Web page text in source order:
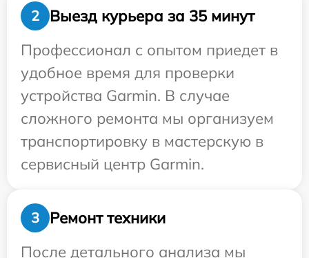
2
Выезд курьера за 35 минут
Профессионал с опытом приедет в
удобное время для проверки
устройства Garmin. В случае
сложного ремонта мы организуем
транспортировку в мастерскую в
сервисный центр Garmin.
3
Ремонт техники
После детального анализа мы